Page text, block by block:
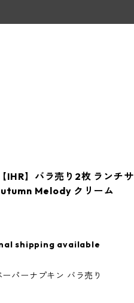
IHR】バラ売り2枚 ランチ
Melody クリーム
shipping available
パーナプキン バラ売り